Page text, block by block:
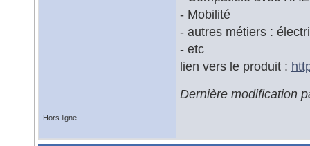
- Mobilité
- autres métiers :
- etc
lien vers le produit :
Dernière modification
Hors ligne